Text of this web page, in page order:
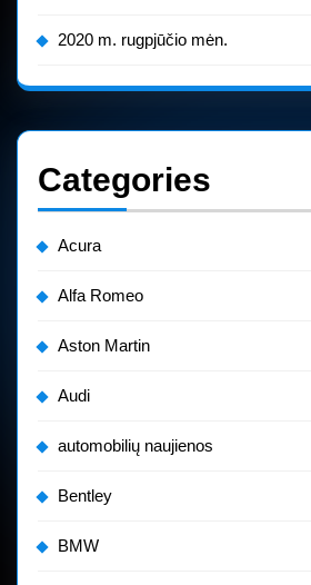
2020 m. rugpjūčio mėn.
Categories
Acura
Alfa Romeo
Aston Martin
Audi
automobilių naujienos
Bentley
BMW